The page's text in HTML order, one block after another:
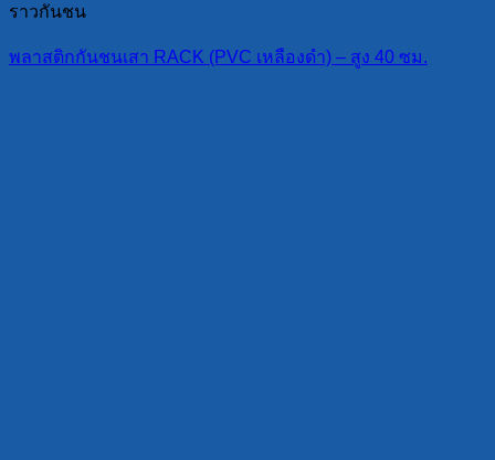
ราวกันชน
พลาสติกกันชนเสา RACK (PVC เหลืองดำ) – สูง 40 ซม.